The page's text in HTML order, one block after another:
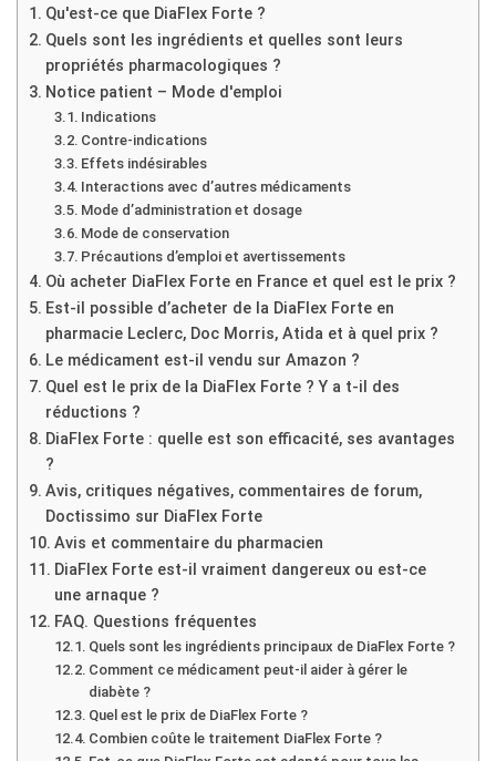
Qu'est-ce que DiaFlex Forte ?
Quels sont les ingrédients et quelles sont leurs
propriétés pharmacologiques ?
Notice patient – Mode d'emploi
Indications
Contre-indications
Effets indésirables
Interactions avec d’autres médicaments
Mode d’administration et dosage
Mode de conservation
Précautions d’emploi et avertissements
Où acheter DiaFlex Forte en France et quel est le prix ?
Est-il possible d’acheter de la DiaFlex Forte en
pharmacie Leclerc, Doc Morris, Atida et à quel prix ?
Le médicament est-il vendu sur Amazon ?
Quel est le prix de la DiaFlex Forte ? Y a t-il des
réductions ?
DiaFlex Forte : quelle est son efficacité, ses avantages
?
Avis, critiques négatives, commentaires de forum,
Doctissimo sur DiaFlex Forte
Avis et commentaire du pharmacien
DiaFlex Forte est-il vraiment dangereux ou est-ce
une arnaque ?
FAQ. Questions fréquentes
Quels sont les ingrédients principaux de DiaFlex Forte ?
Comment ce médicament peut-il aider à gérer le
diabète ?
Quel est le prix de DiaFlex Forte ?
Combien coûte le traitement DiaFlex Forte ?